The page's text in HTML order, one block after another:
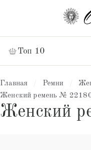
Топ 10
Главная Ремни
Женский ремень №
Женский